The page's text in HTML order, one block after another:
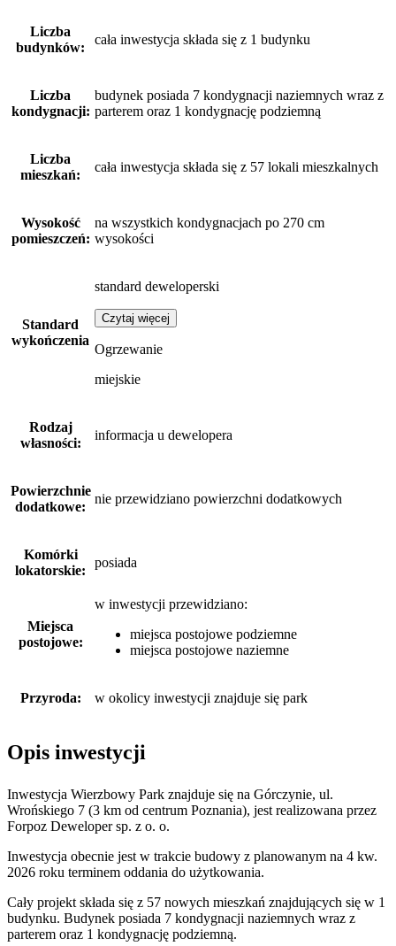
Liczba
budynków:
cała inwestycja składa się z 1 budynku
Liczba
kondygnacji:
budynek posiada 7 kondygnacji naziemnych wraz z
parterem oraz 1 kondygnację podziemną
Liczba
mieszkań:
cała inwestycja składa się z 57 lokali mieszkalnych
Wysokość
pomieszczeń:
na wszystkich kondygnacjach po 270 cm
wysokości
Standard
wykończenia
standard deweloperski
Czytaj więcej
Ogrzewanie
miejskie
Rodzaj
własności:
informacja u dewelopera
Powierzchnie
dodatkowe:
nie przewidziano powierzchni dodatkowych
Komórki
lokatorskie:
posiada
Miejsca
postojowe:
w inwestycji przewidziano:
miejsca postojowe podziemne
miejsca postojowe naziemne
Przyroda: w okolicy inwestycji znajduje się park
Opis inwestycji
Inwestycja Wierzbowy Park znajduje się na Górczynie, ul.
Wrońskiego 7 (3 km od centrum Poznania), jest realizowana przez
Forpoz Deweloper sp. z o. o.
Inwestycja obecnie jest w trakcie budowy z planowanym na 4 kw.
2026 roku terminem oddania do użytkowania.
Cały projekt składa się z 57 nowych mieszkań znajdujących się w 1
budynku. Budynek posiada 7 kondygnacji naziemnych wraz z
parterem oraz 1 kondygnację podziemną.